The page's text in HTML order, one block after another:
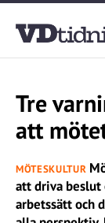
Tre
att
MÖTESKULTUR
att driva beslut
arbetssätt och